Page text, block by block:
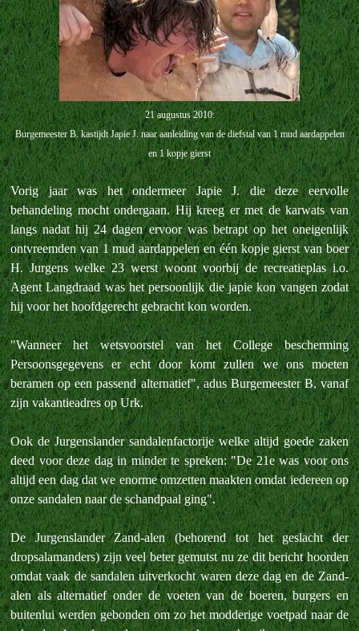
21 augustus 2010:
Burgemeester B. kastijdt Japie J. naar aanleiding van de diefstal van 1 mud aardappelen
en 1 kopje gierst
Vorig jaar was het ondermeer Japie J. die deze eervolle
behandeling mocht ondergaan. Hij kreeg er met de karwats van
langs nadat hij 24 dagen ervoor was betrapt op het oneigenlijk
ontvreemden van 1 mud aardappelen en één kopje gierst van boer
H. Jurgens welke 23 werst woont voorbij de recreatieplas i.o.
Agent Langdraad was het persoonlijk die japie kon vangen zodat
hij voor het hoofdgerecht gebracht kon worden.
"Wanneer het wetsvoorstel van het College bescherming
Persoonsgegevens er echt door komt zullen we ons moeten
beramen op een passend alternatief", adus Burgemeester B, vanaf
zijn vakantieadres op Urk.
Ook de Jurgenslander sandalenfactorije welke altijd goede zaken
deed voor deze dag in minder te spreken: "De 21e was voor ons
altijd een dag dat we enorme omzetten maakten omdat iedereen op
onze sandalen naar de schandpaal ging".
De Jurgenslander Zand-alen (behorend tot het geslacht der
dropsalamanders) zijn veel beter gemutst nu ze dit bericht hoorden
omdat vaak de sandalen uitverkocht waren deze dag en de Zand-
alen als alternatief onder de voeten van de boeren, burgers en
buitenlui werden gebonden om zo het modderige voetpad naar de